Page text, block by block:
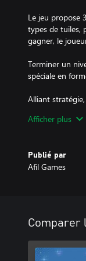
Le jeu propose
types de tuiles,
gagner, le
Terminer un
spéciale en
Alliant
Afficher plus
Publié par
Afil Games
Comparer